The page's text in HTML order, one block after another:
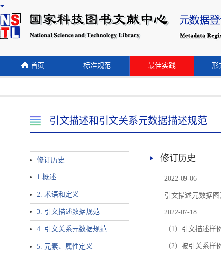
首页 标准规范 最佳实践 形
引文描述和引文关系元数据描述规范
修订历史
1 概述
2. 术语和定义
3. 引文描述数据规范
4. 引文关系元数据规范
5. 元素、属性定义
修订历史
2022-09-06
引文描述元数据
2022-07-18
（1）引文描述样
（2）被引关系